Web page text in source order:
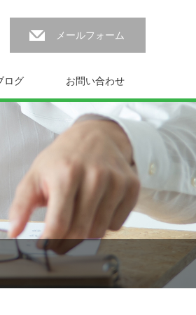
メールフォーム
ログ お問い合わせ